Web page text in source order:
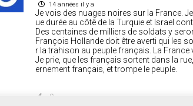
14 années il y a
Je vois des nuages noires sur la France.
ue durée au côtê de la Turquie et Israel
Des centaines de milliers de soldats y
François Hollande doit être averti qui les
r la trahison au peuple français. La
Je prie, que les français sortent dans la
ernement français, et trompe le peuple.
0